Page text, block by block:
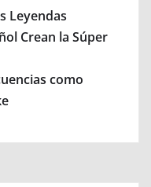
Leyendas
Crean la Súper
como